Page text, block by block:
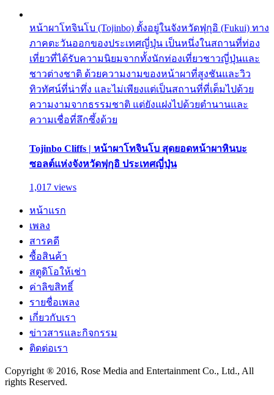
หน้าผาโทจินโบ (Tojinbo) ตั้งอยู่ในจังหวัดฟุกุอิ (Fukui) ทาง
ภาคตะวันออกของประเทศญี่ปุ่น เป็นหนึ่งในสถานที่ท่อง
เที่ยวที่ได้รับความนิยมจากทั้งนักท่องเที่ยวชาวญี่ปุ่นและ
ชาวต่างชาติ ด้วยความงามของหน้าผาที่สูงชันและวิว
ทิวทัศน์ที่น่าทึ่ง และไม่เพียงแต่เป็นสถานที่ที่เต็มไปด้วย
ความงามจากธรรมชาติ แต่ยังแฝงไปด้วยตำนานและ
ความเชื่อที่ลึกซึ้งด้วย
Tojinbo Cliffs | หน้าผาโทจินโบ สุดยอดหน้าผาหินบะ
ซอลต์แห่งจังหวัดฟุกุอิ ประเทศญี่ปุ่น
1,017 views
หน้าแรก
เพลง
สารคดี
ซื้อสินค้า
สตูดิโอให้เช่า
ค่าลิขสิทธิ์
รายชื่อเพลง
เกี่ยวกับเรา
ข่าวสารและกิจกรรม
ติดต่อเรา
Copyright ® 2016, Rose Media and Entertainment Co., Ltd., All
rights Reserved.